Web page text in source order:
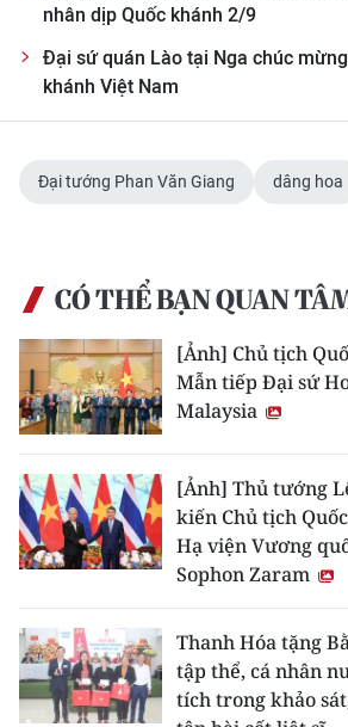
nhân dịp Quốc khánh 2/9
Đại sứ quán Lào tại Nga chúc
khánh Việt Nam
Đại tướng Phan Văn Giang dâng hoa
CÓ THỂ BẠN QUAN
[Ảnh] Chủ tịch
Mẫn tiếp Đại sứ
Malaysia
[Ảnh] Thủ tướng
kiến Chủ tịch
Hạ viện Vương
Sophon Zaram
Thanh Hóa tặng
tập thể, cá nhân
tích trong khảo